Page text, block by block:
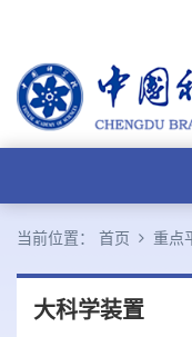
当前位置： 首页 重点
大科学装置